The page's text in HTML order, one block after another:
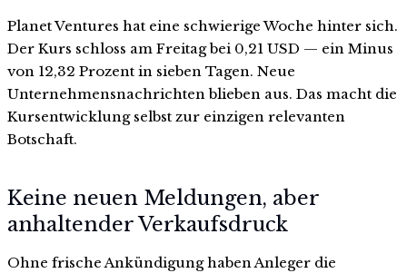
Planet Ventures hat eine schwierige Woche hinter sich.
Der Kurs schloss am Freitag bei 0,21 USD — ein Minus
von 12,32 Prozent in sieben Tagen. Neue
Unternehmensnachrichten blieben aus. Das macht die
Kursentwicklung selbst zur einzigen relevanten
Botschaft.
Keine neuen Meldungen, aber
anhaltender Verkaufsdruck
Ohne frische Ankündigung haben Anleger die